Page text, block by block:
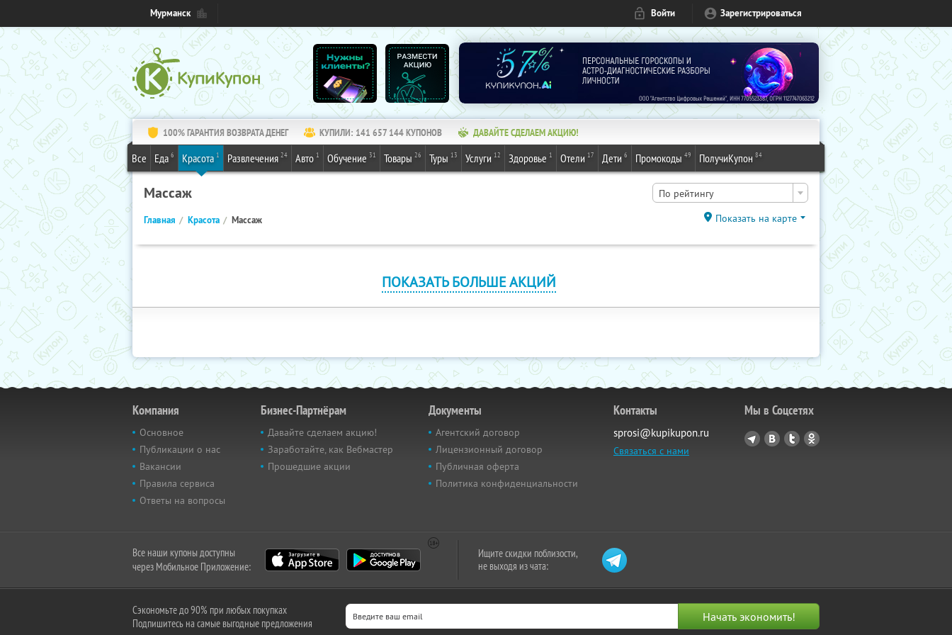
Мурманск Войти Зарегистрироваться
100% ГАРАНТИЯ ВОЗВРАТА ДЕНЕГ КУПИЛИ: 141 657 144КУПОНОВ ДАВАЙТЕ СДЕЛАЕМ АКЦИЮ!
Все Еда 6 Красота 1 Развлечения 24 Авто 1 Обучение 31 Товары 26 Туры 13 Услуги 12 Здоровье 1 Отели 17 Дети 6 Промокоды 49 ПолучиКупон 84
Массаж По рейтингу
Главная Красота Массаж Показать на карте
ПОКАЗАТЬ БОЛЬШЕ АКЦИЙ
Компания
Основное
Публикации о нас
Вакансии
Правила сервиса
Ответы на вопросы
Бизнес-Партнёрам
Давайте сделаем акцию!
Заработайте, как Вебмастер
Прошедшие акции
Документы
Агентский договор
Лицензионный договор
Публичная оферта
Политика конфиденциальности
Контакты
sprosi@kupikupon.ru
Связаться с нами
Мы в Соцсетях
Все наши купоны доступны
через Мобильное Приложение:
Ищите скидки поблизости,
не выходя из чата:
Сэкономьте до 90% при любых покупках
Подпишитесь на самые выгодные предложения